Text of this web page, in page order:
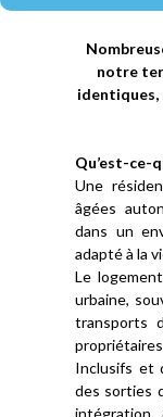
notre
identiques,
Qu’est-ce-
Une
âgées
dans un
adapté à la
Le
urbaine,
transports
Inclusifs et
des sorties